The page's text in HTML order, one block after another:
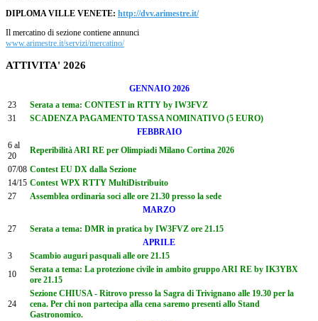
DIPLOMA VILLE VENETE: http://dvv.arimestre.it/
Il mercatino di sezione contiene annunci
www.arimestre.it/servizi/mercatino/
ATTIVITA' 2026
GENNAIO 2026
23
Serata a tema: CONTEST in RTTY by IW3FVZ
31
SCADENZA PAGAMENTO TASSA NOMINATIVO (5 EURO)
FEBBRAIO
6 al
20
Reperibilità ARI RE per Olimpiadi Milano Cortina 2026
07/08 Contest EU DX dalla Sezione
14/15 Contest WPX RTTY MultiDistribuito
27
Assemblea ordinaria soci alle ore 21.30 presso la sede
MARZO
27
Serata a tema: DMR in pratica by IW3FVZ ore 21.15
APRILE
3
Scambio auguri pasquali alle ore 21.15
10
Serata a tema: La protezione civile in ambito gruppo ARI RE by IK3YBX
ore 21.15
24
Sezione CHIUSA - Ritrovo presso la Sagra di Trivignano alle 19.30 per la
cena. Per chi non partecipa alla cena saremo presenti allo Stand
Gastronomico.